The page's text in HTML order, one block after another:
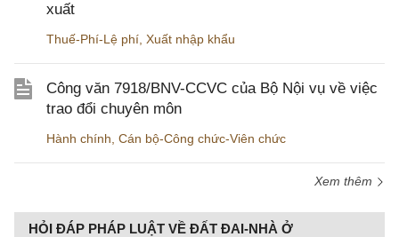
xuất
Thuế-Phí-Lệ phí Xuất nhập khẩu
Công văn 7918/BNV-CCVC của Bộ Nội vụ về việc
trao đổi chuyên môn
Hành chính Cán bộ-Công chức-Viên chức
Xem thêm
HỎI ĐÁP PHÁP LUẬT VỀ ĐẤT ĐAI-NHÀ Ở